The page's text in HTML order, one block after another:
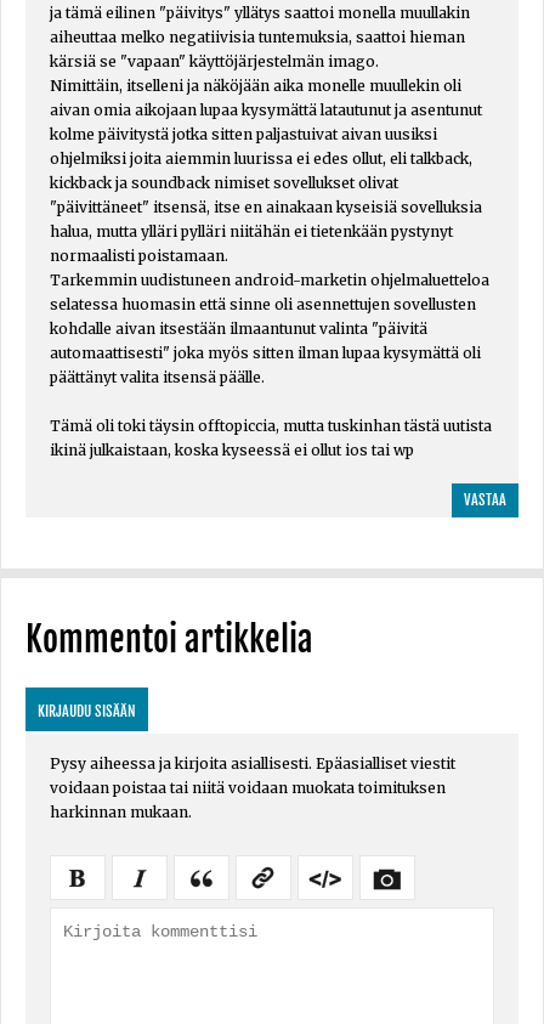
ja tämä eilinen "päivitys" yllätys saattoi monella muullakin
aiheuttaa melko negatiivisia tuntemuksia, saattoi hieman
kärsiä se "vapaan" käyttöjärjestelmän imago.
Nimittäin, itselleni ja näköjään aika monelle muullekin oli
aivan omia aikojaan lupaa kysymättä latautunut ja asentunut
kolme päivitystä jotka sitten paljastuivat aivan uusiksi
ohjelmiksi joita aiemmin luurissa ei edes ollut, eli talkback,
kickback ja soundback nimiset sovellukset olivat
"päivittäneet" itsensä, itse en ainakaan kyseisiä sovelluksia
halua, mutta ylläri pylläri niitähän ei tietenkään pystynyt
normaalisti poistamaan.
Tarkemmin uudistuneen android-marketin ohjelmaluetteloa
selatessa huomasin että sinne oli asennettujen sovellusten
kohdalle aivan itsestään ilmaantunut valinta "päivitä
automaattisesti" joka myös sitten ilman lupaa kysymättä oli
päättänyt valita itsensä päälle.
Tämä oli toki täysin offtopiccia, mutta tuskinhan tästä uutista
ikinä julkaistaan, koska kyseessä ei ollut ios tai wp
VASTAA
Kommentoi artikkelia
KIRJAUDU SISÄÄN
Pysy aiheessa ja kirjoita asiallisesti. Epäasialliset viestit
voidaan poistaa tai niitä voidaan muokata toimituksen
harkinnan mukaan.